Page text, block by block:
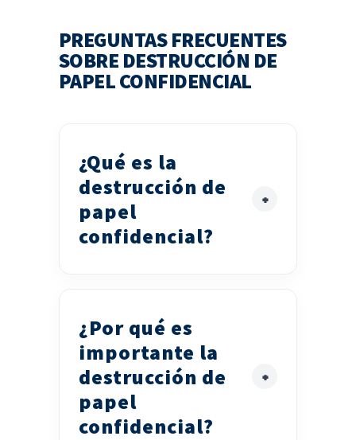
PREGUNTAS FRECUENTES
SOBRE DESTRUCCIÓN DE
PAPEL CONFIDENCIAL
¿Qué es la
destrucción de
papel
confidencial?
¿Por qué es
importante la
destrucción de
papel
confidencial?